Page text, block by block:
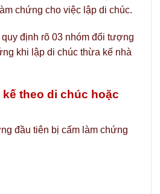
chứng cho việc lập di chúc.
định rõ 03 nhóm đối tượng
khi lập di chúc thừa kế nhà
theo di chúc hoặc
đầu tiên bị cấm làm chứng